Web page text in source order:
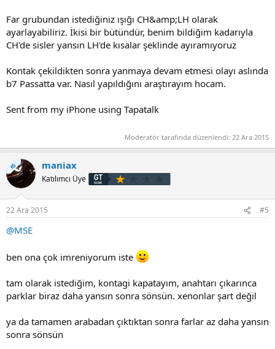
Far grubundan istediğiniz ışığı CH&amp;LH olarak
ayarlayabiliriz. İkisi bir bütündür, benim bildiğim kadarıyla
CH'de sisler yansın LH'de kısalar şeklinde ayıramıyoruz
Kontak çekildikten sonra yanmaya devam etmesi olayı aslında
b7 Passatta var. Nasıl yapıldığını araştırayım hocam.
Sent from my iPhone using Tapatalk
Moderatör tarafında düzenlendi: 22 Ara 2015
KS maniax
Katılımcı Üye
22 Ara 2015 #5
@MSE
ben ona çok imreniyorum iste
tam olarak istediğim, kontagi kapatayım, anahtarı çıkarınca
parklar biraz daha yansın sonra sönsün. xenonlar şart değil
ya da tamamen arabadan çıktıktan sonra farlar az daha yansın
sonra sönsün